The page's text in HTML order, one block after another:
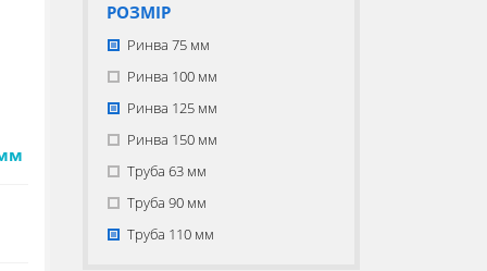
РОЗМІР
Ринва 75 мм
Ринва 100 мм
Ринва 125 мм
Ринва 150 мм
Труба 63 мм
Труба 90 мм
Труба 110 мм